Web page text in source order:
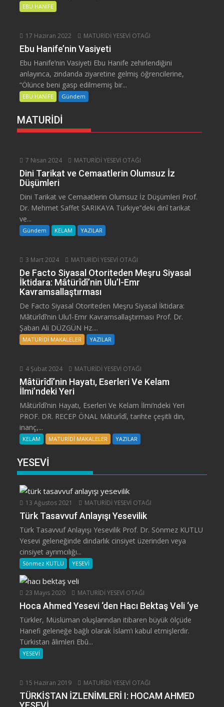
EBU HANİFE
17 Haziran 2022 MATURİDİ YESEVİ OTAĞI
Ebu Hanife’nin Vasiyeti
Ebu Hanife’nin Vasiyeti Ebu Hanife zehirlendiğini
anlayınca, zindanda ziyaretine gelmiş öğrencilerine,
“Ölünce beni gasp edilmemiş bir...
EBU HANİFE Gündem
MATURİDİ
7 Nisan 2024 MATURİDİ YESEVİ OTAĞI
Dini Tarikat ve Cemaatlerin Olumsuz İz
Düşümleri
Dini Tarikat ve Cemaatlerin Olumsuz İz Düşümleri Prof.
Dr. Mehmet Saffet SARIKAYA Türkiye‟deki dinî tarikat
ve...
Gündem KELAM YAZILAR
3 Mart 2024 MATURİDİ YESEVİ OTAĞI
De Facto Siyasal Otoriteden Meşru Siyasal
İktidara: Mâtürîdî’nin Ulu’l-Emr
Kavramsallaştırması
De Facto Siyasal Otoriteden Meşru Siyasal İktidara:
Mâtürîdî’nin Ulu’l-Emr Kavramsallaştırması Prof. Dr.
Şaban Ali DÜZGÜN Hz....
MATURİDİ MAKALELER YAZILAR
4 Şubat 2024 MATURİDİ YESEVİ OTAĞI
Mâtürîdî’nin Hayatı, Eserleri Ve Kelam
İlmi’ndeki Yeri
Mâtürîdî’nin Hayatı, Eserleri Ve Kelam İlmi’ndeki Yeri
PROF. DR. RECEP ÖNAL Mâtürîdî, tarihte çeşitli din,
inanç,...
KELAM MATURİDİ MAKALELER YAZILAR
YESEVİ
13 Ağustos 2021 MATURİDİ YESEVİ OTAĞI
Türk Tasavvuf Anlayışı Yesevilik
Türk Tasavvuf Anlayışı Yesevilik Prof. Dr. Sönmez KUTLU
Yesevi geleneğinde dindarlık cinsiyet üzerinden veya
cinsiyet ayrımcılığı...
Sönmez KUTLU YESEVİ
23 Mayıs 2020 MATURİDİ YESEVİ OTAĞI
Hoca Ahmed Yesevi ‘den Hacı Bektaş Veli ‘ye
Türkler, Müslüman oluşlarından itibaren büyük ölçüde
Hanefi geleneğe bağlı olarak İslam’ı kabul etmişlerdir.
Türkistan âlimleri Ebû...
YESEVİ
15 Haziran 2019 MATURİDİ YESEVİ OTAĞI
TÜRKİSTAN İZLENİMLERİ I: HOCAM AHMED